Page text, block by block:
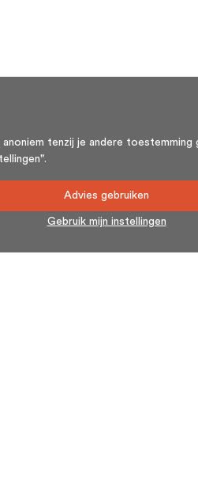
tenzij je andere toestemming
Advies gebruiken
Gebruik mijn instellingen